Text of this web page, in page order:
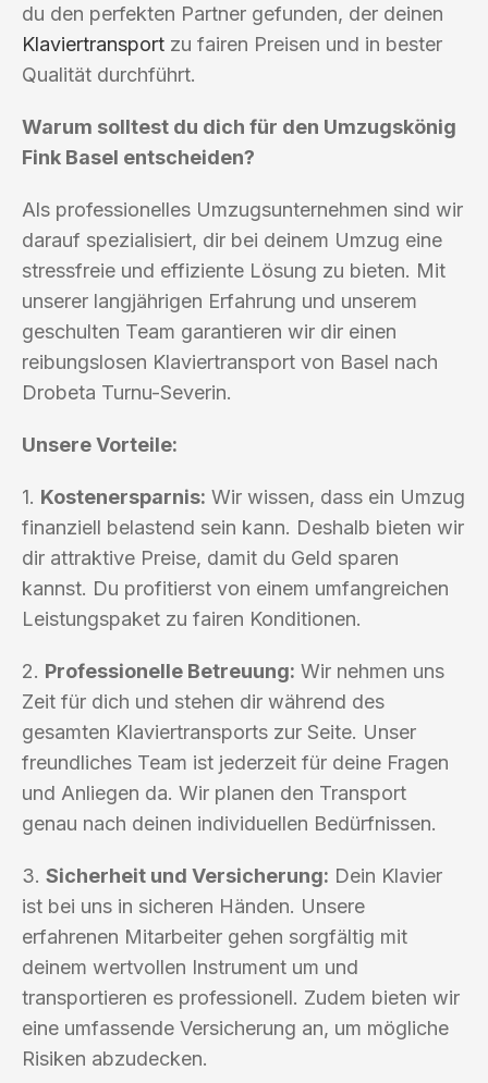
du den perfekten Partner gefunden, der deinen
Klaviertransport zu fairen Preisen und in bester
Qualität durchführt.
Warum solltest du dich für den Umzugskönig
Fink Basel entscheiden?
Als professionelles Umzugsunternehmen sind wir
darauf spezialisiert, dir bei deinem Umzug eine
stressfreie und effiziente Lösung zu bieten. Mit
unserer langjährigen Erfahrung und unserem
geschulten Team garantieren wir dir einen
reibungslosen Klaviertransport von Basel nach
Drobeta Turnu-Severin.
Unsere Vorteile:
1. Kostenersparnis: Wir wissen, dass ein Umzug
finanziell belastend sein kann. Deshalb bieten wir
dir attraktive Preise, damit du Geld sparen
kannst. Du profitierst von einem umfangreichen
Leistungspaket zu fairen Konditionen.
2. Professionelle Betreuung: Wir nehmen uns
Zeit für dich und stehen dir während des
gesamten Klaviertransports zur Seite. Unser
freundliches Team ist jederzeit für deine Fragen
und Anliegen da. Wir planen den Transport
genau nach deinen individuellen Bedürfnissen.
3. Sicherheit und Versicherung: Dein Klavier
ist bei uns in sicheren Händen. Unsere
erfahrenen Mitarbeiter gehen sorgfältig mit
deinem wertvollen Instrument um und
transportieren es professionell. Zudem bieten wir
eine umfassende Versicherung an, um mögliche
Risiken abzudecken.